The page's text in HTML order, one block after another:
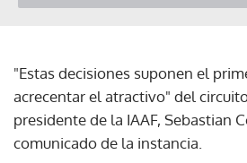
"Estas decisiones suponen el
acrecentar el atractivo" del
presidente de la IAAF, Sebastian
comunicado de la instancia.